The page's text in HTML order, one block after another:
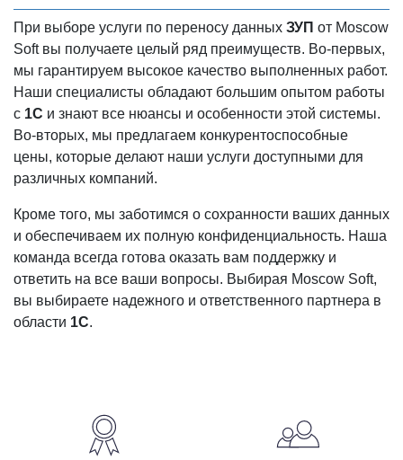
При выборе услуги по переносу данных ЗУП от Moscow
Soft вы получаете целый ряд преимуществ. Во-первых,
мы гарантируем высокое качество выполненных работ.
Наши специалисты обладают большим опытом работы
с 1С и знают все нюансы и особенности этой системы.
Во-вторых, мы предлагаем конкурентоспособные
цены, которые делают наши услуги доступными для
различных компаний.
Кроме того, мы заботимся о сохранности ваших данных
и обеспечиваем их полную конфиденциальность. Наша
команда всегда готова оказать вам поддержку и
ответить на все ваши вопросы. Выбирая Moscow Soft,
вы выбираете надежного и ответственного партнера в
области 1С.